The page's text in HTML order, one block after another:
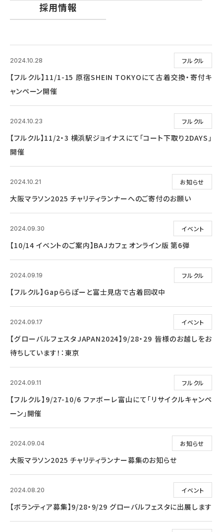
採用情報
フルクル
2024.10.28
【フルクル】11/1-15 原宿SHEIN TOKYOにて古着交換・寄付キ
ャンペーン開催
フルクル
2024.10.23
【フルクル】11/2・3 横浜駅ジョイナスにて「コート下取り2DAYS」
開催
お知らせ
2024.10.21
大阪マラソン2025 チャリティランナーへのご寄付のお願い
イベント
2024.09.30
【10/14 イベントのご案内】BAJカフェ オンライン版 第6弾
フルクル
2024.09.19
【フルクル】Gapららぽーと富士見店で古着回収中
イベント
2024.09.17
【グローバルフェスタJAPAN2024】9/28・29 皆様のお越しをお
待ちしています！：東京
フルクル
2024.09.11
【フルクル】9/27-10/6 ファボーレ富山にて「リサイクルキャンペ
ーン」開催
お知らせ
2024.09.04
大阪マラソン2025 チャリティランナー募集のお知らせ
イベント
2024.08.20
【ボランティア募集】9/28・9/29 グローバルフェスタに出展します